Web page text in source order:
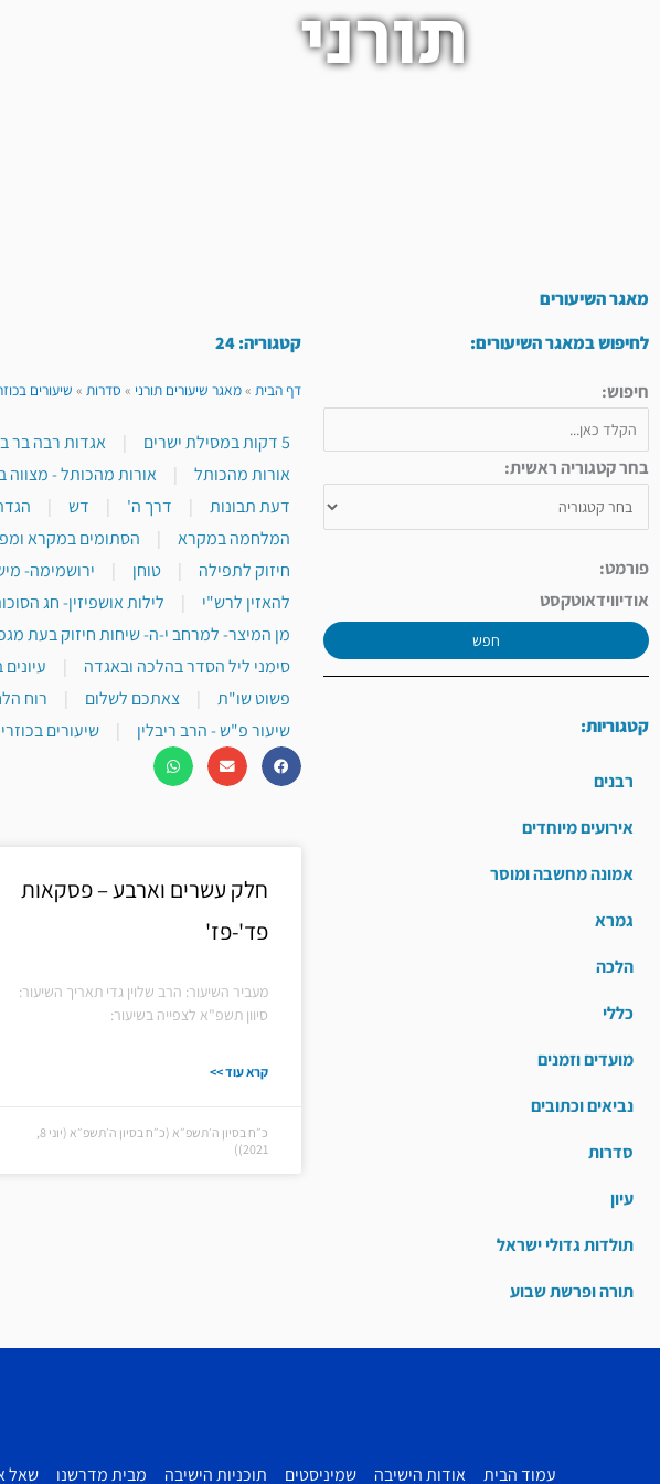
תורני
מאגר השיעורים
לחיפוש במאגר השיעורים:
חיפוש:
בחר קטגוריה ראשית:
פורמט:
אודיווידאוטקסט
חפש
קטגוריות:
רבנים
אירועים מיוחדים
אמונה מחשבה ומוסר
גמרא
הלכה
כללי
מועדים וזמנים
נביאים וכתובים
סדרות
עיון
תולדות גדולי ישראל
תורה ופרשת שבוע
קטגוריה: 24
דף הבית»מאגר שיעורים תורני » סדרות» שיעורים
5 דקות במסילת ישרים | אגדות רבה בר
אורות מהכותל
| אורות מהכותל - מצווה
דעת תבונות
| דרך ה' | דש |
המלחמה במקרא
| הסתומים במקרא
חיזוק לתפילה
| טוחן | ירושמימה-
להאזין לרש"י
| לילות אושפיזין- חג
מן המיצר- למרחב י-ה- שיחות חיזוק בעת
סימני ליל הסדר בהלכה ובאגדה
|
פשוט שו"ת
| צאתכם לשלום | רוח
שיעור פ"ש - הרב ריבלין
| שיעורים בכוזרי
חלק עשרים וארבע – פסקאות
פד'-פז'
מעביר השיעור: הרב שלוין גדי תאריך השיעור:
סיוון תשפ"א לצפייה בשיעור:
קרא עוד >>
כ״ח בסיון ה׳תשפ״א (כ״ח בסיון ה׳תשפ״א (יוני 8,
2021))
עמוד הבית אודות הישיבה שמיניסטים תוכניות הישיבה מבית מדרשנו שאל